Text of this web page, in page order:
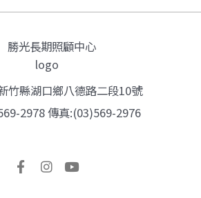
竹縣湖口鄉八德路二段10號
2978 傳真:(03)569-2976